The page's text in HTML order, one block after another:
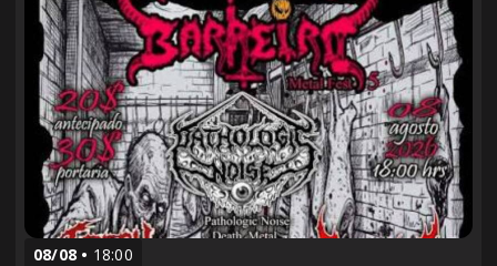
08/08 18:00